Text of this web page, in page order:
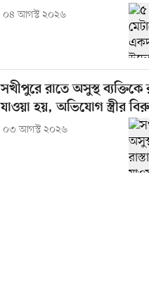
০৪ আগস্ট ২০২৬
সখীপুরে রাতে অসুস্থ ব্যক্তিকে
যাওয়া হয়, অভিযোগ স্ত্রীর
০৩ আগস্ট ২০২৬